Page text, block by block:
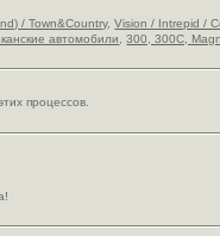
/ Town&Country,Vision / Intrepid /
автомобили ,300, 300C,
процессов.